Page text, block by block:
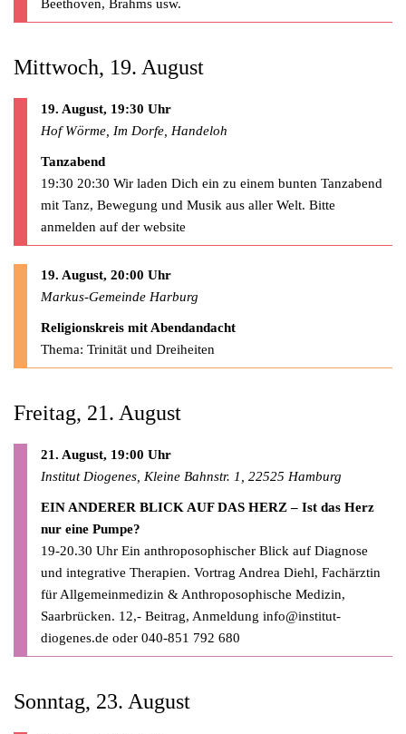
Beethoven, Brahms usw.
Mittwoch, 19. August
19. August, 19:30 Uhr
Hof Wörme, Im Dorfe, Handeloh
Tanzabend
19:30 20:30 Wir laden Dich ein zu einem bunten Tanzabend
mit Tanz, Bewegung und Musik aus aller Welt. Bitte
anmelden auf der website
19. August, 20:00 Uhr
Markus-Gemeinde Harburg
Religionskreis mit Abendandacht
Thema: Trinität und Dreiheiten
Freitag, 21. August
21. August, 19:00 Uhr
Institut Diogenes, Kleine Bahnstr. 1, 22525 Hamburg
EIN ANDERER BLICK AUF DAS HERZ – Ist das Herz
nur eine Pumpe?
19-20.30 Uhr Ein anthroposophischer Blick auf Diagnose
und integrative Therapien. Vortrag Andrea Diehl, Fachärztin
für Allgemeinmedizin & Anthroposophische Medizin,
Saarbrücken. 12,- Beitrag, Anmeldung info@institut-
diogenes.de oder 040-851 792 680
Sonntag, 23. August